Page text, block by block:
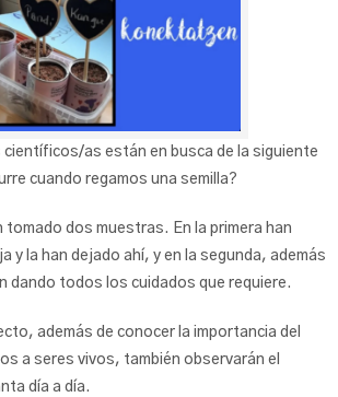
as están en busca de la siguiente
cuando regamos una semilla?
tomado dos muestras. En la primera han
y la han dejado ahí, y en la segunda, además
dando todos los cuidados que requiere.
además de conocer la importancia del
a seres vivos, también observarán el
día a día.